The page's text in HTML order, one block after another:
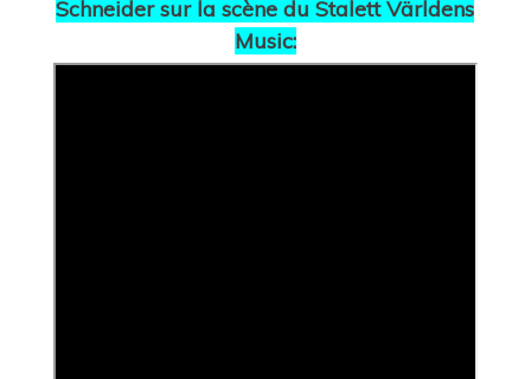
Schneider sur la scène du Stalett Världens
Music: